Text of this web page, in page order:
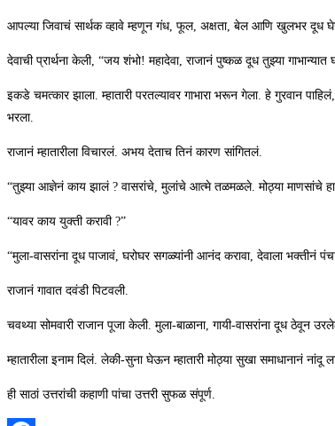
आपल्या जिवाचं सार्थक व्हावे म्हणून गंध, फूल, अक्षता, बेल आणि खुलभर दूध
देवाची प्रार्थना केली, “जय शंभो! महादेवा, राजानं पुष्कळ दूध तुझ्या
इकडे चमत्कार झाला. म्हातारी परतल्यावर गाभारा भरून गेला. हे गुरवान
भरला.
राजानं म्हातारीला विचारलं. अभय देताच तिनं कारण सांगितलं.
“तुझ्या आज्ञेनं काय झालं ? वासरांचे, मुलांचे आत्मे तळमळले. मोठ्या माणसांचे
“यावर काय युक्ती करावी ?”
“मुला-वासरांना दूध पाजावं, घरोघर सगळ्यांनी आनंद करावा, देवाला भक्तीनं
राजानं गावात दवंडी पिटवली.
चवथ्या सोमवारी राजान पूजा केली. मुला-बाळाना, गायी-वासरांना दूध ठेवून
म्हातारीला इनाम दिलं. लेकी-सुना घेऊन म्हातारी मोठ्या सुखा समाधानानं नांदू
ही साठां उत्तरांची कहाणी पांचा उत्तरी सुफळ संपूर्ण.